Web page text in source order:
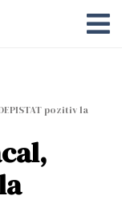
pozitiv la